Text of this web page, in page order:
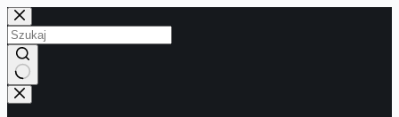
Przejdź
do
treści
Brak
wyników